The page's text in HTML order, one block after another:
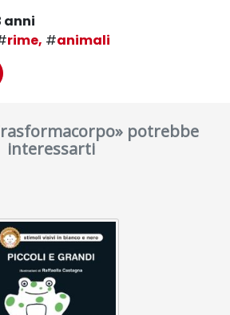
anni
rime, #animali
potrebbe
interessarti